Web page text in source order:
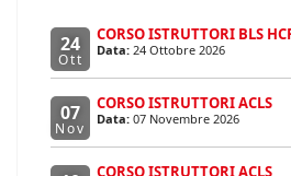
24
Ott
CORSO ISTRUTTORI BLS
Data: 24 Ottobre 2026
07
Nov
CORSO ISTRUTTORI ACLS
Data: 07 Novembre 2026